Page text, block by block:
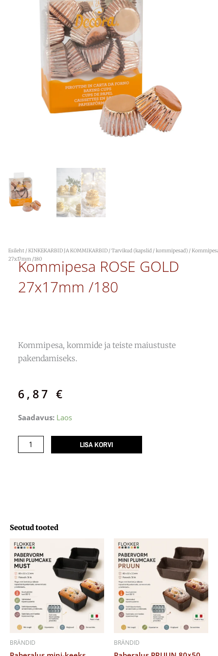
Esileht /KINKEKARBID JA KOMMIKARBID /Tarvikud (kapslid / kommipesad) /
27x17mm /180
Kommipesa ROSE GOLD
27x17mm /180
Kommipesa, kommide ja teiste maiustuste
pakendamiseks.
6,87 €
Saadavus: Laos
Kommipesa
GOLD
27x17mm
LISA KORVI
Seotud tooted
BRÄNDID BRÄNDID